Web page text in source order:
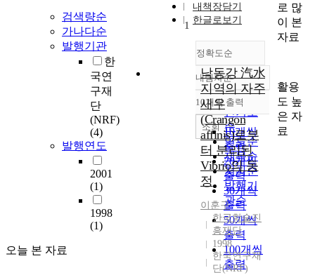
검색량순
가나다순
발행기관
한
국연
구재
단
(NRF)
(4)
발행연도
2001
(1)
1998
(1)
오늘 본 자료
내책장담기
한글로보기
정확도순
정확도
순
인기도
순
연도순
제목순
저자순
발행기
관순
내림차순
내림차순
10개씩 출력
10개씩
출력
20개씩
출력
30개씩
출력
50개씩
출력
100개씩
출력
조회
1
낙동강 汽水
지역의 자주
새우
(Crangon
affinis)로부
터 분리된
Vibrio의 동
정
이훈구
한국학술진
흥재단
1998
한국연구재
단(NRF)
로 많
이 본
자료
활용
도 높
은 자
료